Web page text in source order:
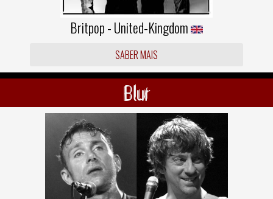
Britpop - United-Kingdom
SABER MAIS
Blur